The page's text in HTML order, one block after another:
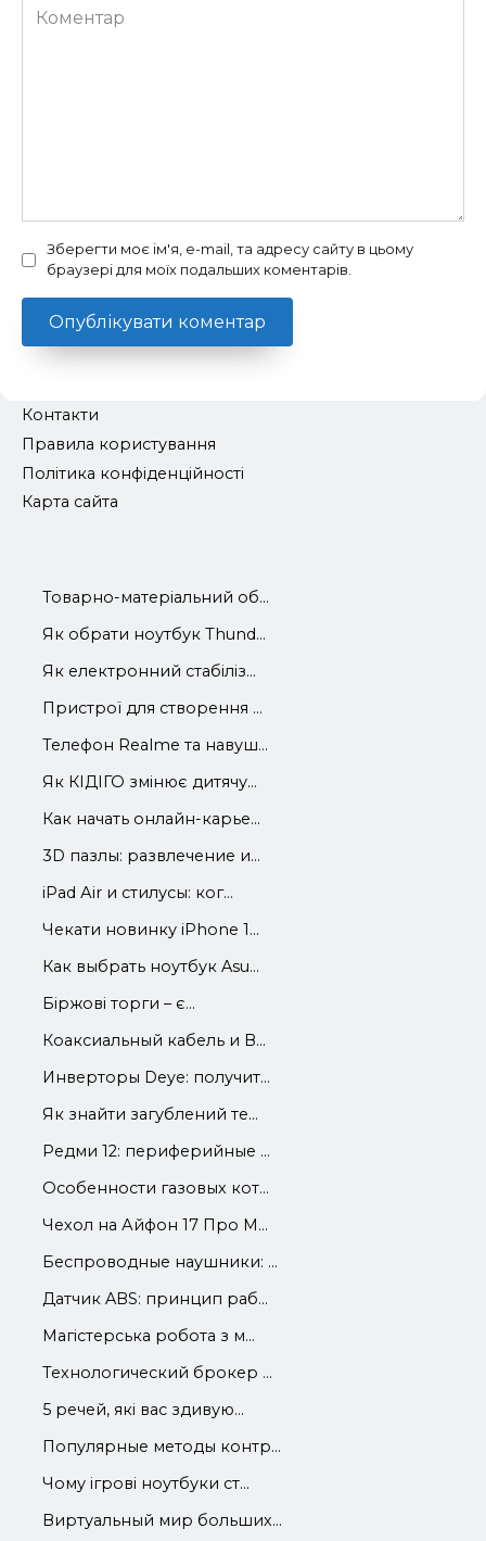
Коментар
Зберегти моє ім'я, e-mail, та адресу сайту в цьому
браузері для моїх подальших коментарів.
Контакти
Правила користування
Політика конфіденційності
Карта сайта
Товарно-матеріальний об...
Як обрати ноутбук Thund...
Як електронний стабіліз...
Пристрої для створення ...
Телефон Realme та навуш...
Як КІДІГО змінює дитячу...
Как начать онлайн-карье...
3D пазлы: развлечение и...
iРad Аir и стилусы: ког...
Чекати новинку iPhone 1...
Как выбрать ноутбук Asu...
Біржові торги – є...
Коаксиальный кабель и В...
Инверторы Deye: получит...
Як знайти загублений те...
Редми 12: периферийные ...
Особенности газовых кот...
Чехол на Айфон 17 Про М...
Беспроводные наушники: ...
Датчик ABS: принцип раб...
Магістерська робота з м...
Технологический брокер ...
5 речей, які вас здивую...
Популярные методы контр...
Чому ігрові ноутбуки ст...
Виртуальный мир больших...